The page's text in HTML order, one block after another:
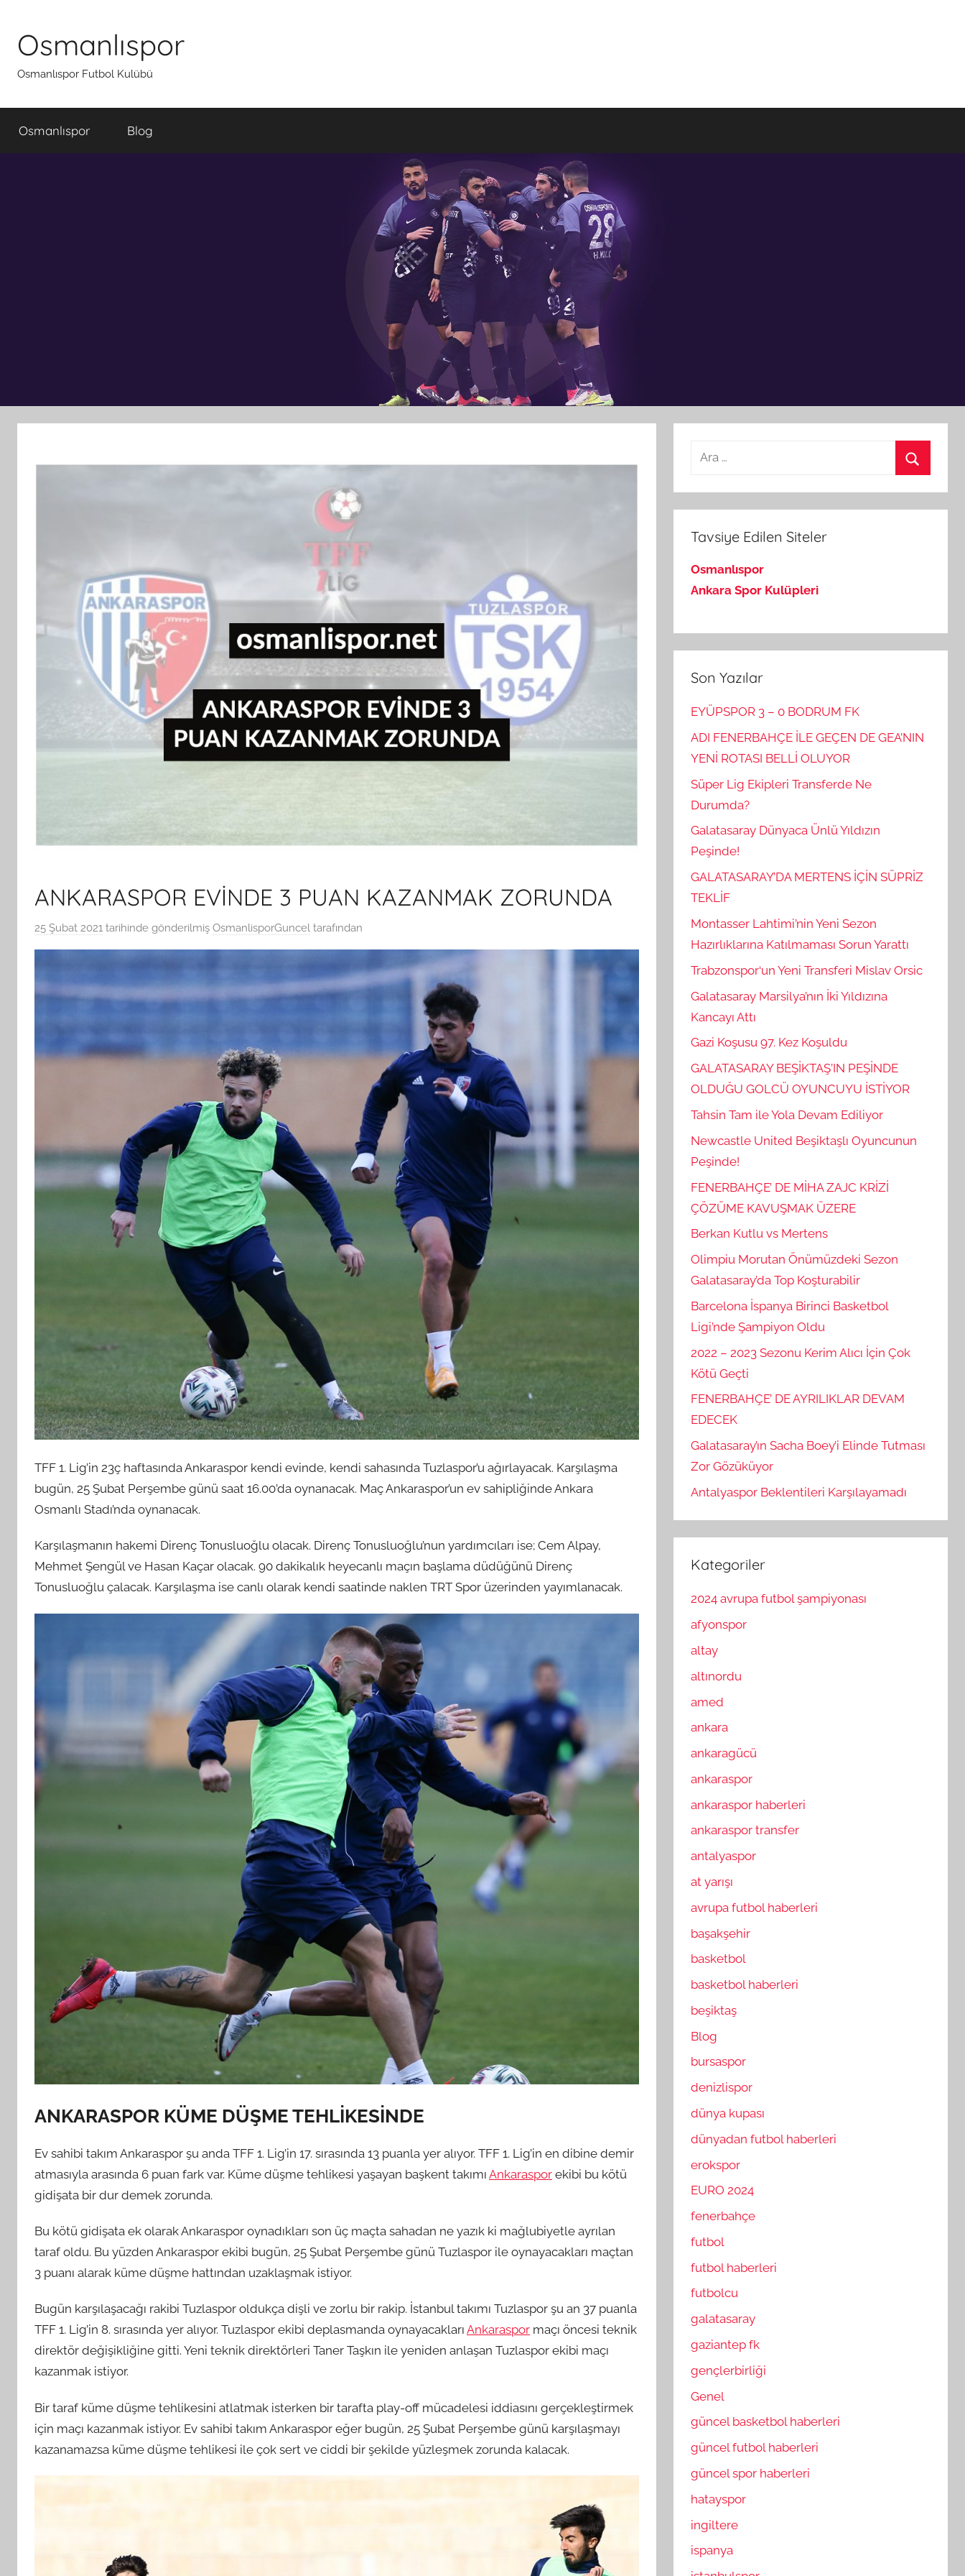
Osmanlıspor
Osmanlıspor Futbol Kulübü
Osmanlıspor Blog
ANKARASPOR EVİNDE 3 PUAN KAZANMAK ZORUNDA
25 Şubat 2021 tarihinde gönderilmiş OsmanlisporGuncel tarafından
TFF 1. Lig’in 23ç haftasında Ankaraspor kendi evinde, kendi sahasında Tuzlaspor’u ağırlayacak. Karşılaşma
bugün, 25 Şubat Perşembe günü saat 16.00’da oynanacak. Maç Ankaraspor’un ev sahipliğinde Ankara
Osmanlı Stadı’nda oynanacak.
Karşılaşmanın hakemi Direnç Tonusluoğlu olacak. Direnç Tonusluoğlu’nun yardımcıları ise; Cem Alpay,
Mehmet Şengül ve Hasan Kaçar olacak. 90 dakikalık heyecanlı maçın başlama düdüğünü Direnç
Tonusluoğlu çalacak. Karşılaşma ise canlı olarak kendi saatinde naklen TRT Spor üzerinden yayımlanacak.
ANKARASPOR KÜME DÜŞME TEHLİKESİNDE
Ev sahibi takım Ankaraspor şu anda TFF 1. Lig’in 17. sırasında 13 puanla yer alıyor. TFF 1. Lig’in en dibine demir
atmasıyla arasında 6 puan fark var. Küme düşme tehlikesi yaşayan başkent takımı Ankaraspor ekibi bu kötü
gidişata bir dur demek zorunda.
Bu kötü gidişata ek olarak Ankaraspor oynadıkları son üç maçta sahadan ne yazık ki mağlubiyetle ayrılan
taraf oldu. Bu yüzden Ankaraspor ekibi bugün, 25 Şubat Perşembe günü Tuzlaspor ile oynayacakları maçtan
3 puanı alarak küme düşme hattından uzaklaşmak istiyor.
Bugün karşılaşacağı rakibi Tuzlaspor oldukça dişli ve zorlu bir rakip. İstanbul takımı Tuzlaspor şu an 37 puanla
TFF 1. Lig’in 8. sırasında yer alıyor. Tuzlaspor ekibi deplasmanda oynayacakları Ankaraspor maçı öncesi teknik
direktör değişikliğine gitti. Yeni teknik direktörleri Taner Taşkın ile yeniden anlaşan Tuzlaspor ekibi maçı
kazanmak istiyor.
Bir taraf küme düşme tehlikesini atlatmak isterken bir tarafta play-off mücadelesi iddiasını gerçekleştirmek
için maçı kazanmak istiyor. Ev sahibi takım Ankaraspor eğer bugün, 25 Şubat Perşembe günü karşılaşmayı
kazanamazsa küme düşme tehlikesi ile çok sert ve ciddi bir şekilde yüzleşmek zorunda kalacak.
Arama:
Tavsiye Edilen Siteler
Osmanlıspor
Ankara Spor Kulüpleri
Son Yazılar
EYÜPSPOR 3 – 0 BODRUM FK
ADI FENERBAHÇE İLE GEÇEN DE GEA’NIN
YENİ ROTASI BELLİ OLUYOR
Süper Lig Ekipleri Transferde Ne
Durumda?
Galatasaray Dünyaca Ünlü Yıldızın
Peşinde!
GALATASARAY’DA MERTENS İÇİN SÜPRİZ
TEKLİF
Montasser Lahtimi’nin Yeni Sezon
Hazırlıklarına Katılmaması Sorun Yarattı
Trabzonspor‘un Yeni Transferi Mislav Orsic
Galatasaray Marsilya’nın İki Yıldızına
Kancayı Attı
Gazi Koşusu 97. Kez Koşuldu
GALATASARAY BEŞİKTAŞ’IN PEŞİNDE
OLDUĞU GOLCÜ OYUNCUYU İSTİYOR
Tahsin Tam ile Yola Devam Ediliyor
Newcastle United Beşiktaşlı Oyuncunun
Peşinde!
FENERBAHÇE’ DE MİHA ZAJC KRİZİ
ÇÖZÜME KAVUŞMAK ÜZERE
Berkan Kutlu vs Mertens
Olimpiu Morutan Önümüzdeki Sezon
Galatasaray’da Top Koşturabilir
Barcelona İspanya Birinci Basketbol
Ligi’nde Şampiyon Oldu
2022 – 2023 Sezonu Kerim Alıcı İçin Çok
Kötü Geçti
FENERBAHÇE’ DE AYRILIKLAR DEVAM
EDECEK
Galatasaray’ın Sacha Boey’i Elinde Tutması
Zor Gözüküyor
Antalyaspor Beklentileri Karşılayamadı
Kategoriler
2024 avrupa futbol şampiyonası
afyonspor
altay
altınordu
amed
ankara
ankaragücü
ankaraspor
ankaraspor haberleri
ankaraspor transfer
antalyaspor
at yarışı
avrupa futbol haberleri
başakşehir
basketbol
basketbol haberleri
beşiktaş
Blog
bursaspor
denizlispor
dünya kupası
dünyadan futbol haberleri
erokspor
EURO 2024
fenerbahçe
futbol
futbol haberleri
futbolcu
galatasaray
gaziantep fk
gençlerbirliği
Genel
güncel basketbol haberleri
güncel futbol haberleri
güncel spor haberleri
hatayspor
ingiltere
ispanya